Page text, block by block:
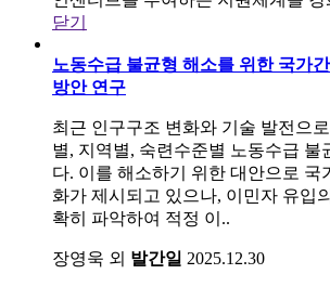
닫기
노동수급 불균형 해소를 위한 국가
방안 연구
최근 인구구조 변화와 기술 발전으
별, 지역별, 숙련수준별 노동수급 불
다. 이를 해소하기 위한 대안으로 국
화가 제시되고 있으나, 이민자 유입
확히 파악하여 적정 이..
장영욱 외 발간일 2025.12.30